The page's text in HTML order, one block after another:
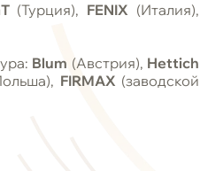
(Турция), FENIX (Италия),
Blum (Австрия), Hettich
FIRMAX (заводской